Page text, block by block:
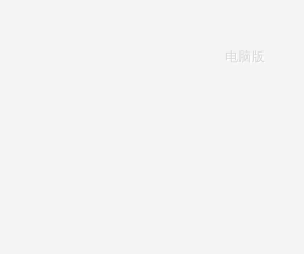
电脑版